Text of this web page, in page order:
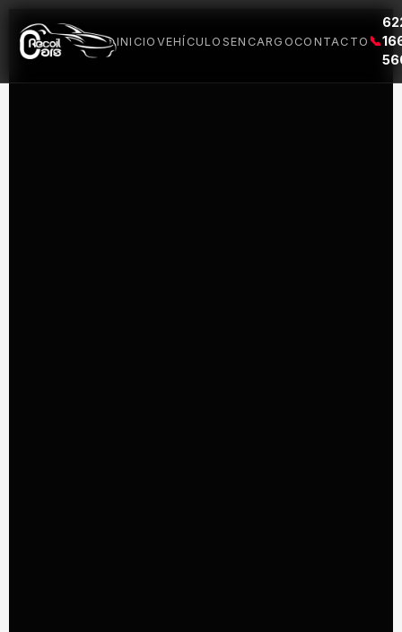
INICIO VEHÍCULOSENCARGO CONTACTO 📞